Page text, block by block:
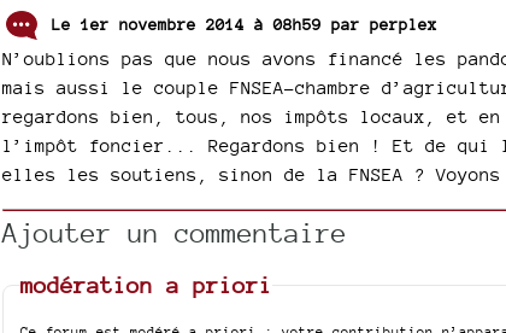
Le 1er novembre 2014 à 08h59 par perplex
N’oublions pas que nous avons financé les
mais aussi le couple FNSEA-chambre
regardons bien, tous, nos impôts locaux, et
l’impôt foncier... Regardons bien ! Et de qui
elles les soutiens, sinon de la FNSEA ? Voyons
Ajouter un commentaire
modération a priori